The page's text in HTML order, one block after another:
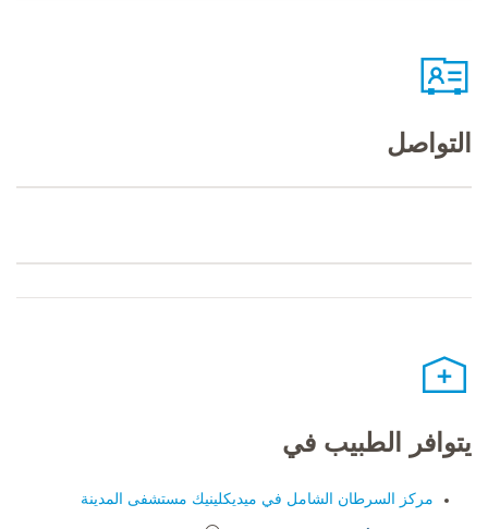
التواصل
يتوافر الطبيب في
مركز السرطان الشامل في ميديكلينيك مستشفى المدينة